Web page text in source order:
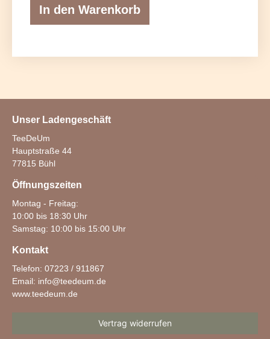
In den Warenkorb
Unser Ladengeschäft
TeeDeUm
Hauptstraße 44
77815 Bühl
Öffnungszeiten
Montag - Freitag:
10:00 bis 18:30 Uhr
Samstag: 10:00 bis 15:00 Uhr
Kontakt
Telefon: 07223 / 911867
Email: info@teedeum.de
www.teedeum.de
Vertrag widerrufen